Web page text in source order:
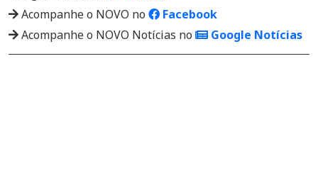
Acompanhe o NOVO no
Facebook
Acompanhe o NOVO Notícias no
Google Notícias